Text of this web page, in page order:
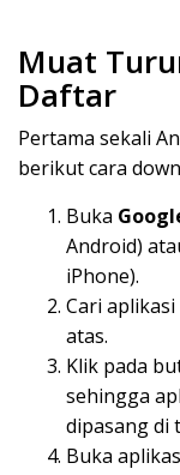
Muat
Daftar
Pertama sekali
berikut cara
Buka
Android)
iPhone).
Cari aplikasi
atas.
Klik pada
sehingga
dipasang di
Buka